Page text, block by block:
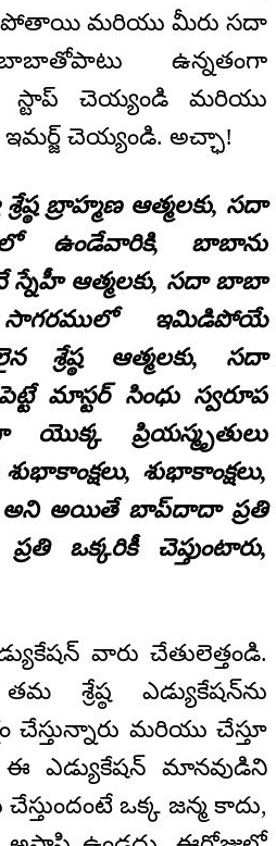
మరియు మీరు సదా
ఉన్నతంగా
స్టాప్ చెయ్యండి మరియు
ఇమర్జ్ చెయ్యండి. అచ్ఛా!
బ్రాహ్మణ ఆత్మలకు, సదా
ఉండేవారికి, బాబాను
స్నేహీ ఆత్మలకు, సదా బాబా
ఇమిడిపోయే
ఆత్మలకు, సదా
మాస్టర్ సింధు స్వరూప
యొక్క ప్రియస్మృతులు
శుభాకాంక్షలు,
అని అయితే బాప్‌‌దాదా ప్రతి
ఒక్కరికీ చెప్తుంటారు,
వారు చేతులెత్తండి.
శ్రేష్ఠ ఎడ్యుకేషన్‌ను
చేస్తున్నారు మరియు చేస్తూ
ఈ ఎడ్యుకేషన్ మానవుడిని
ఒక్క జన్మ కాదు,